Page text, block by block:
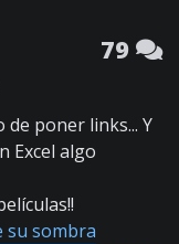
79
poner links... Y
Excel algo
su sombra